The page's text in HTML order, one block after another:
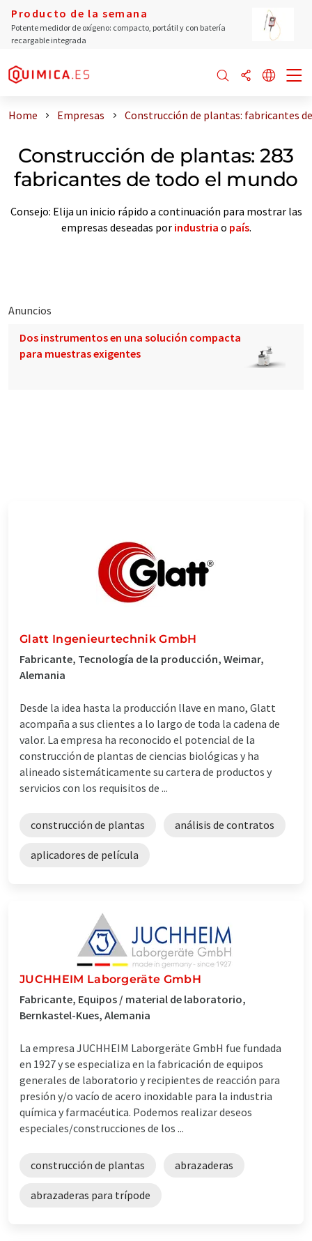
Producto de la semana
Potente medidor de oxígeno: compacto, portátil y con batería
recargable integrada
Home Empresas Construcción de plantas: fabricantes
Construcción de plantas: 283
fabricantes de todo el mundo
Consejo: Elija un inicio rápido a continuación para mostrar las
empresas deseadas por industria o país.
Anuncios
Dos instrumentos en una solución compacta
para muestras exigentes
Glatt Ingenieurtechnik GmbH
Fabricante, Tecnología de la producción, Weimar,
Alemania
Desde la idea hasta la producción llave en mano, Glatt
acompaña a sus clientes a lo largo de toda la cadena de
valor. La empresa ha reconocido el potencial de la
construcción de plantas de ciencias biológicas y ha
alineado sistemáticamente su cartera de productos y
servicios con los requisitos de ...
construcción de plantas análisis de contratos
aplicadores de película
JUCHHEIM Laborgeräte GmbH
Fabricante, Equipos / material de laboratorio,
Bernkastel-Kues, Alemania
La empresa JUCHHEIM Laborgeräte GmbH fue fundada
en 1927 y se especializa en la fabricación de equipos
generales de laboratorio y recipientes de reacción para
presión y/o vacío de acero inoxidable para la industria
química y farmacéutica. Podemos realizar deseos
especiales/construcciones de los ...
construcción de plantas abrazaderas
abrazaderas para trípode